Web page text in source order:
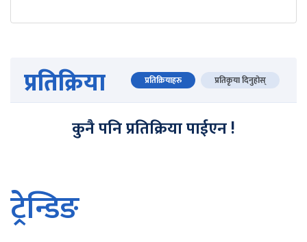
प्रतिक्रिया प्रतिक्रियाहरु प्रतिकृया दिनुहोस्
कुनै पनि प्रतिक्रिया पाईएन !
ट्रेन्डिङ